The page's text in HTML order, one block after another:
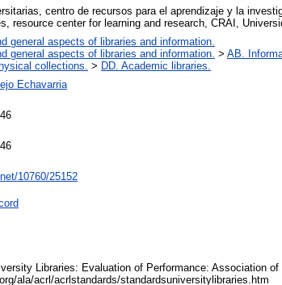
centro de recursos para el aprendizaje y la
resource center for learning and research, CRAI,
general aspects of libraries and information.
general aspects of libraries and information. > AB.
collections. > DD. Academic libraries.
Echavarria
10760/25152
Libraries: Evaluation of Performance: Association of
ala/acrl/acrlstandards/standardsuniversitylibraries.htm